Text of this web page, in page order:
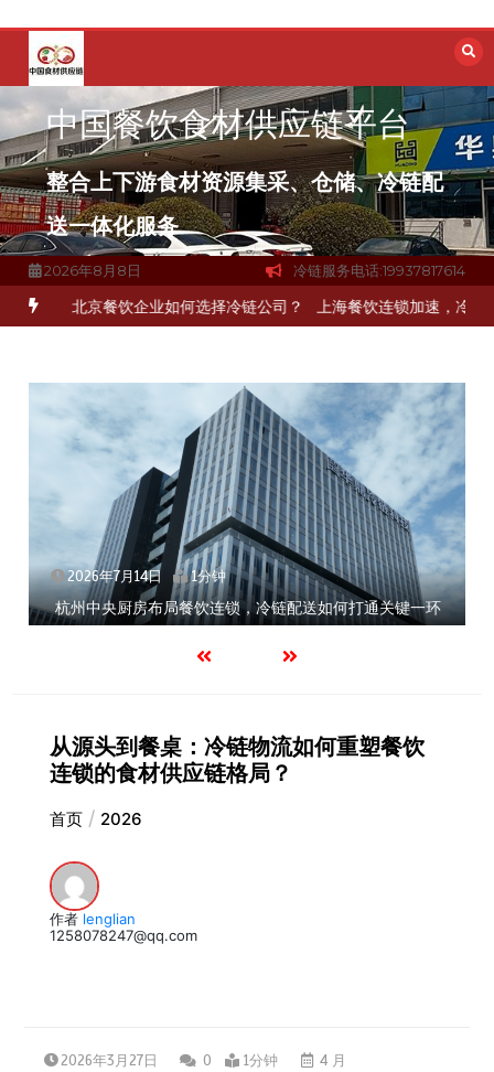
容
中国餐饮食材供应链平台
整合上下游食材资源集采、仓储、冷链配
送一体化服务
2026年8月8日 冷链服务电话:19937817614
北京餐饮企业如何选择冷链公司？ 上海餐饮连锁加速，冷链配送如
链配送如何打通关键一环
2026年7月14日 1分钟
北京餐饮企业如何选择冷链公司
从源头到餐桌：冷链物流如何重塑餐饮
连锁的食材供应链格局？
首页 2026
作者 lenglian
1258078247@qq.com
2026年3月27日 0 1分钟 4 月